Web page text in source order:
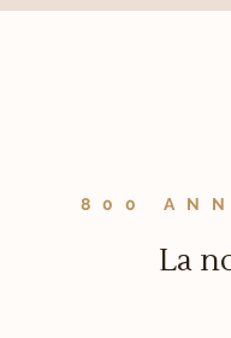
800
La